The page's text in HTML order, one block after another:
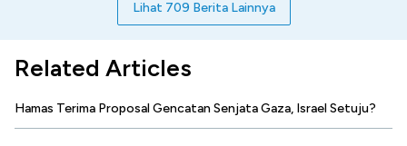
Lihat 709 Berita Lainnya
Related Articles
Hamas Terima Proposal Gencatan Senjata Gaza, Israel Setuju?